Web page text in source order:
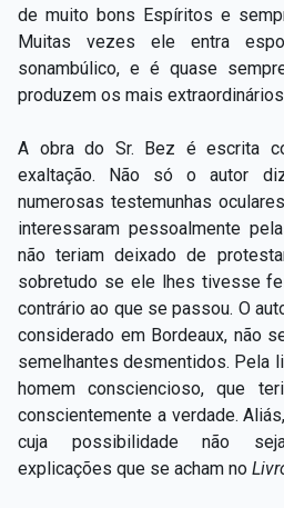
de muito bons Espíritos e
Muitas vezes ele entra
sonambúlico, e é quase
produzem os mais
A obra do Sr. Bez é escrita
exaltação. Não só o autor
numerosas testemunhas
interessaram pessoalmente
não teriam deixado de
sobretudo se ele lhes tivesse
contrário ao que se passou. O
considerado em Bordeaux, não
semelhantes desmentidos. Pela
homem consciencioso, que
conscientemente a verdade.
cuja possibilidade não
explicações que se acham no